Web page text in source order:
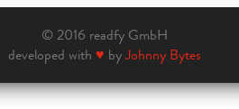
© 2016 readfy GmbH
developed with ♥ byJohnny Bytes